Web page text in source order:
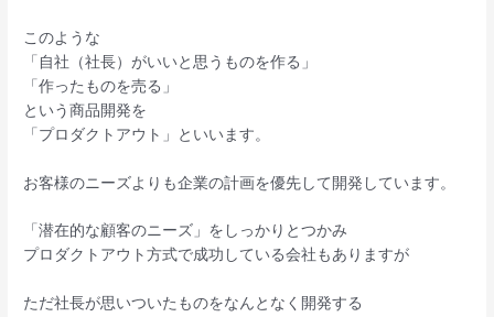
このような
「自社（社長）がいいと思うものを作る」
「作ったものを売る」
という商品開発を
「プロダクトアウト」といいます。
お客様のニーズよりも企業の計画を優先して開発しています。
「潜在的な顧客のニーズ」をしっかりとつかみ
プロダクトアウト方式で成功している会社もありますが
ただ社長が思いついたものをなんとなく開発する